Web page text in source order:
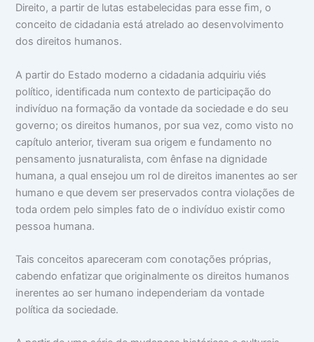
Direito, a partir de lutas estabelecidas para esse ﬁm, o
conceito de cidadania está atrelado ao desenvolvimento
dos direitos humanos.
A partir do Estado moderno a cidadania adquiriu viés
político, identiﬁcada num contexto de participação do
indivíduo na formação da vontade da sociedade e do seu
governo; os direitos humanos, por sua vez, como visto no
capítulo anterior, tiveram sua origem e fundamento no
pensamento jusnaturalista, com ênfase na dignidade
humana, a qual ensejou um rol de direitos imanentes ao ser
humano e que devem ser preservados contra violações de
toda ordem pelo simples fato de o indivíduo existir como
pessoa humana.
Tais conceitos apareceram com conotações próprias,
cabendo enfatizar que originalmente os direitos humanos
inerentes ao ser humano independeriam da vontade
política da sociedade.